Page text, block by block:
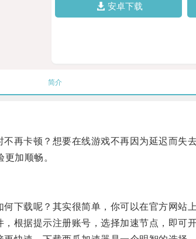
安卓下载
简介
卡顿？想要在线游戏不再因为延迟而失
加顺畅。
载呢？其实很简单，你可以在官方网站上
据提示注册账号，选择加速节点，即可开